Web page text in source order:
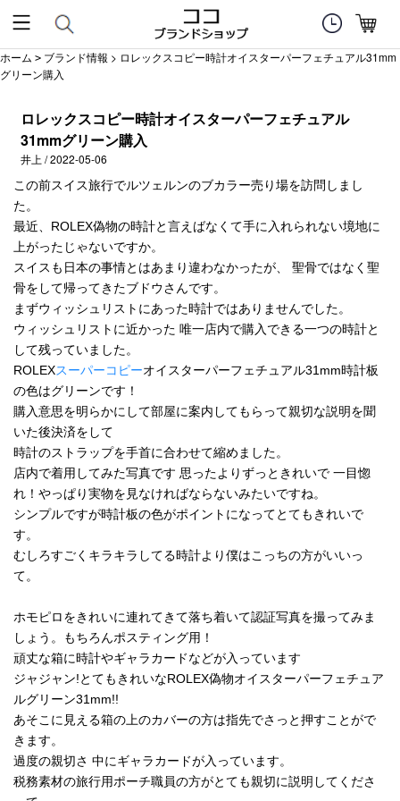
ホーム > ブランド情報 > ロレックスコピー時計オイスターパーフェチュアル31mm
グリーン購入
ロレックスコピー時計オイスターパーフェチュアル
31mmグリーン購入
井上 / 2022-05-06
この前スイス旅行でルツェルンのブカラー売り場を訪問しまし
た。
最近、ROLEX偽物の時計と言えばなくて手に入れられない境地に
上がったじゃないですか。
スイスも日本の事情とはあまり違わなかったが、 聖骨ではなく聖
骨をして帰ってきたブドウさんです。
まずウィッシュリストにあった時計ではありませんでした。
ウィッシュリストに近かった 唯一店内で購入できる一つの時計と
して残っていました。
ROLEXスーパーコピーオイスターパーフェチュアル31mm時計板
の色はグリーンです！
購入意思を明らかにして部屋に案内してもらって親切な説明を聞
いた後決済をして
時計のストラップを手首に合わせて縮めました。
店内で着用してみた写真です 思ったよりずっときれいで 一目惚
れ！やっぱり実物を見なければならないみたいですね。
シンプルですが時計板の色がポイントになってとてもきれいで
す。
むしろすごくキラキラしてる時計より僕はこっちの方がいいっ
て。
ホモピロをきれいに連れてきて落ち着いて認証写真を撮ってみま
しょう。もちろんポスティング用！
頑丈な箱に時計やギャラカードなどが入っています
ジャジャン!とてもきれいなROLEX偽物オイスターパーフェチュア
ルグリーン31mm!!
あそこに見える箱の上のカバーの方は指先でさっと押すことがで
きます。
過度の親切さ 中にギャラカードが入っています。
税務素材の旅行用ポーチ職員の方がとても親切に説明してくださ